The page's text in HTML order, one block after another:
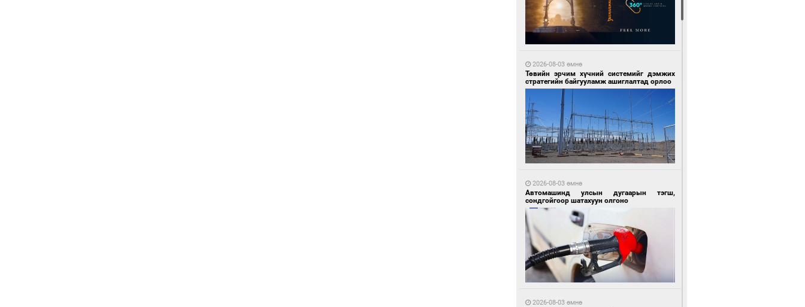
13 цагийн өмнө өмнө
Өнөөдөр сондгой тоогоор төгссөн улсын
дугаартай автомашинтай иргэдэд шатахуун
олгоно
13 цагийн өмнө өмнө
УИХ-ын дарга С.Бямбацогт Сутай хайрхны
тэнгэрийг тахих тахилгад оролцлоо
13 цагийн өмнө өмнө
Зургаан цагаан мэнгэтэй харагчин үхэр
өдөр
2026-08-03 өмнө
Төвийн эрчим хүчний системийг дэмжих
стратегийн байгууламж ашиглалтад орлоо
2026-08-03 өмнө
Автомашинд улсын дугаарын тэгш,
сондгойгоор шатахуун олгоно
2026-08-03 өмнө